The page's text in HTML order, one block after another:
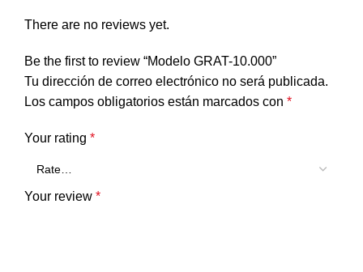
There are no reviews yet.
Be the first to review “Modelo GRAT-10.000”
Tu dirección de correo electrónico no será publicada.
Los campos obligatorios están marcados con *
Your rating *
Your review *